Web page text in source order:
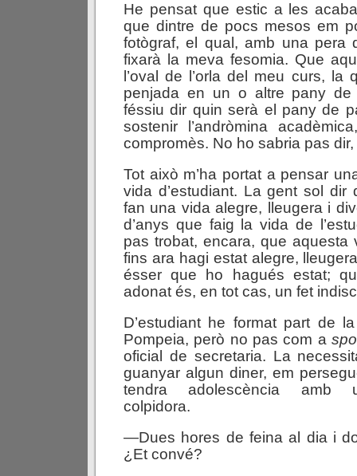
He pensat que estic a les
que dintre de pocs mesos em
fotògraf, el qual, amb una pera
fixarà la meva fesomia. Que
l’oval de l’orla del meu curs, la
penjada en un o altre pany
féssiu dir quin serà el pany de
sostenir l’andròmina
compromès. No ho sabria pas
Tot això m’ha portat a pensar
vida d’estudiant. La gent sol dir
fan una vida alegre, lleugera i
d’anys que faig la vida de
pas trobat, encara, que aquesta
fins ara hagi estat alegre,
ésser que ho hagués estat;
adonat és, en tot cas, un fet
D’estudiant he format part de
Pompeia, però no pas com a
oficial de secretaria. La
guanyar algun diner, em
tendra adolescència amb
colpidora.
—Dues hores de feina al dia i
¿Et convé?